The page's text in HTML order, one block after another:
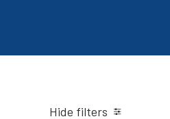
Hide filters